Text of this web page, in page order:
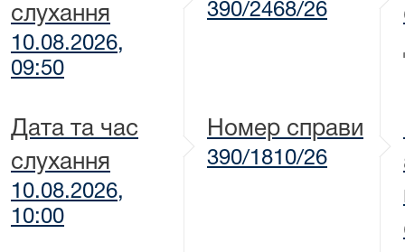
слухання
10.08.2026,
09:50
390/2468/26
Дата та час
слухання
10.08.2026,
10:00
Номер справи
390/1810/26